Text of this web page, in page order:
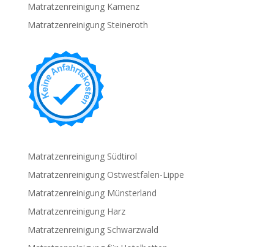
Matratzenreinigung Kamenz
Matratzenreinigung Steineroth
Matratzenreinigung Südtirol
Matratzenreinigung Ostwestfalen-Lippe
Matratzenreinigung Münsterland
Matratzenreinigung Harz
Matratzenreinigung Schwarzwald